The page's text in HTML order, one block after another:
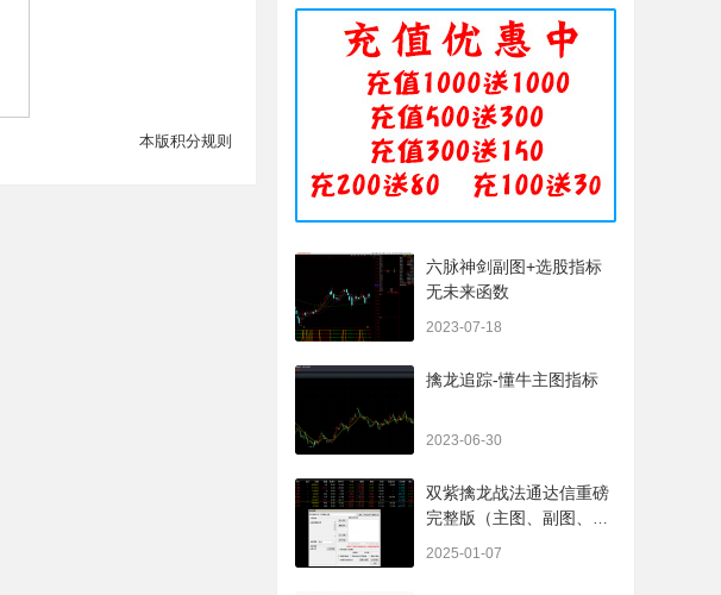
本版积分规则
六脉神剑副图+选股指标
无未来函数
2023-07-18
擒龙追踪-懂牛主图指标
2023-06-30
双紫擒龙战法通达信重磅
完整版（主图、副图、排
2025-01-07